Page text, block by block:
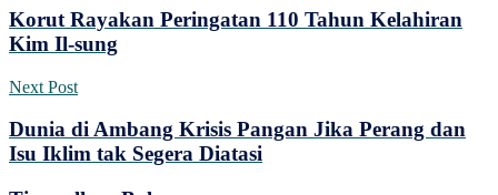
Korut Rayakan Peringatan 110 Tahun Kelahiran
Kim Il-sung
Next Post
Dunia di Ambang Krisis Pangan Jika Perang dan
Isu Iklim tak Segera Diatasi